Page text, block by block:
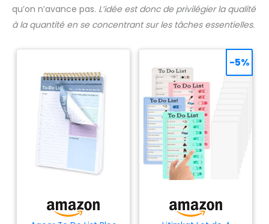
qu’on n’avance pas. L’idée est donc de privilégier la qualité
à la quantité en se concentrant sur les tâches essentielles.
-5%